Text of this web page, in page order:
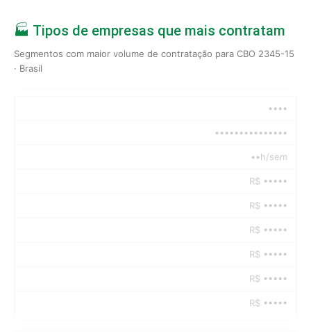
🏭 Tipos de empresas que mais contratam
Segmentos com maior volume de contratação para CBO 2345-15
· Brasil
••••
•••••••••••••••
••h/sem
R$ •••••
R$ •••••
R$ •••••
R$ •••••
R$ •••••
R$ •••••